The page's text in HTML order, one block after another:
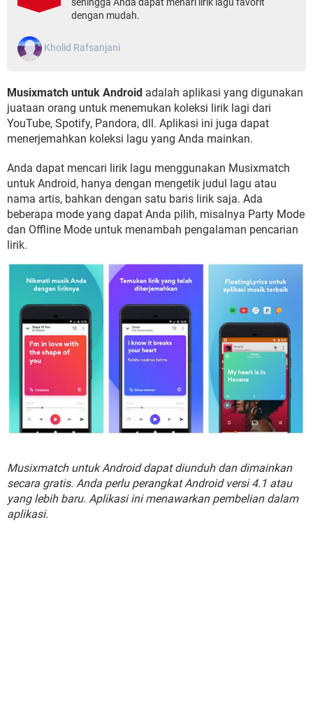
dengan mudah.
Kholid Rafsanjani
Musixmatch untuk Android adalah aplikasi yang digunakan
juataan orang untuk menemukan koleksi lirik lagi dari
YouTube, Spotify, Pandora, dll. Aplikasi ini juga dapat
menerjemahkan koleksi lagu yang Anda mainkan.
Anda dapat mencari lirik lagu menggunakan Musixmatch
untuk Android, hanya dengan mengetik judul lagu atau
nama artis, bahkan dengan satu baris lirik saja. Ada
beberapa mode yang dapat Anda pilih, misalnya Party Mode
dan Offline Mode untuk menambah pengalaman pencarian
lirik.
Musixmatch untuk Android dapat diunduh dan dimainkan
secara gratis. Anda perlu perangkat Android versi 4.1 atau
yang lebih baru. Aplikasi ini menawarkan pembelian dalam
aplikasi.